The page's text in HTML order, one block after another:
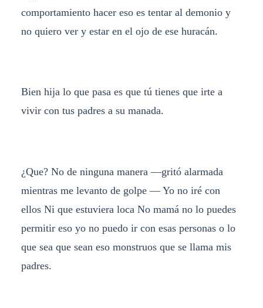
comportamiento hacer eso es tentar al demonio y
no quiero ver y estar en el ojo de ese huracán.
Bien hija lo que pasa es que tú tienes que irte a
vivir con tus padres a su manada.
¿Que? No de ninguna manera —gritó alarmada
mientras me levanto de golpe — Yo no iré con
ellos Ni que estuviera loca No mamá no lo puedes
permitir eso yo no puedo ir con esas personas o lo
que sea que sean eso monstruos que se llama mis
padres.